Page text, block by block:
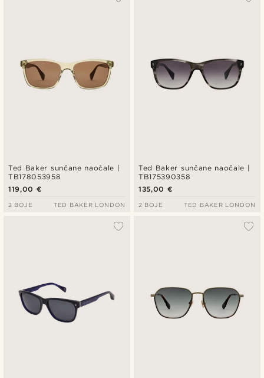
Ted Baker sunčane naočale |
TB178053958
119,00 €
2 BOJE TED BAKER LONDON
Ted Baker sunčane naočale |
TB175390358
135,00 €
2 BOJE TED BAKER LONDON